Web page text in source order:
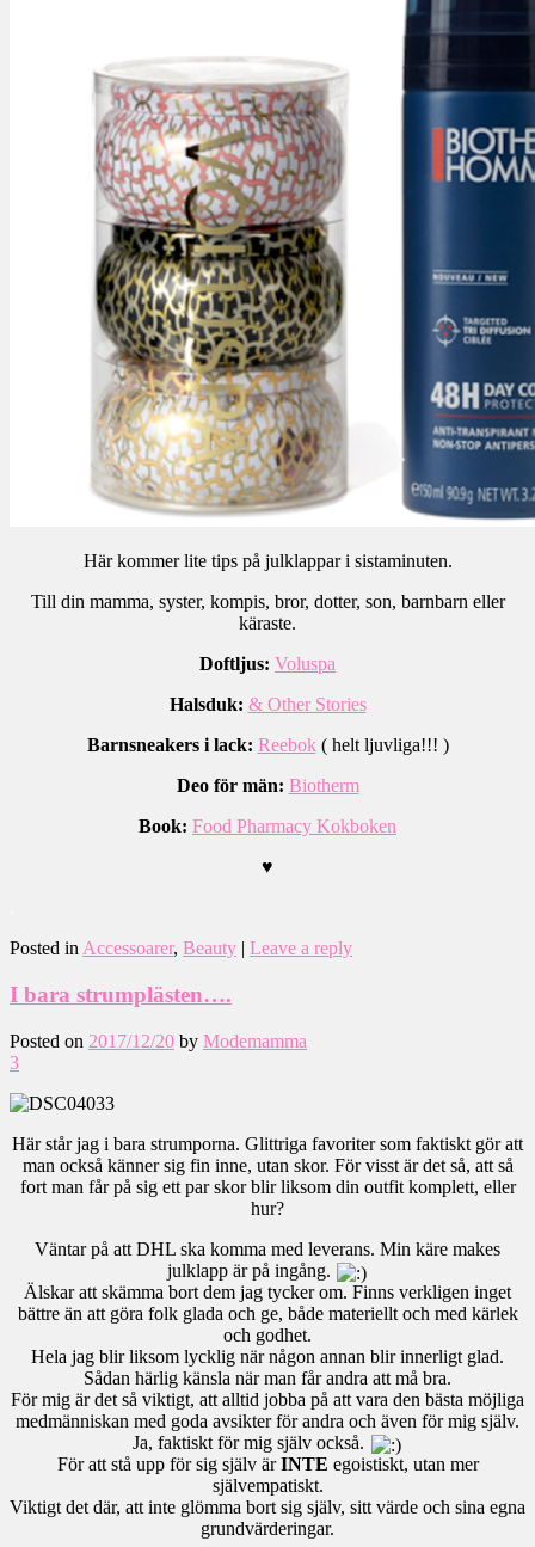
Här kommer lite tips på julklappar i sistaminuten.
Till din mamma, syster, kompis, bror, dotter, son, barnbarn eller
käraste.
Doftljus: Voluspa
Halsduk: & Other Stories
Barnsneakers i lack: Reebok( helt ljuvliga!!! )
Deo för män: Biotherm
Book: Food Pharmacy Kokboken
♥
Posted inAccessoarer, Beauty Leave a reply
I bara strumplästen….
Posted on 2017/12/20 by Modemamma
3
Här står jag i bara strumporna. Glittriga favoriter som faktiskt gör att
man också känner sig fin inne, utan skor. För visst är det så, att så
fort man får på sig ett par skor blir liksom din outfit komplett, eller
hur?
Väntar på att DHL ska komma med leverans. Min käre makes
julklapp är på ingång.
Älskar att skämma bort dem jag tycker om. Finns verkligen inget
bättre än att göra folk glada och ge, både materiellt och med kärlek
och godhet.
Hela jag blir liksom lycklig när någon annan blir innerligt glad.
Sådan härlig känsla när man får andra att må bra.
För mig är det så viktigt, att alltid jobba på att vara den bästa möjliga
medmänniskan med goda avsikter för andra och även för mig själv.
Ja, faktiskt för mig själv också.
För att stå upp för sig själv ärINTE egoistiskt, utan mer
självempatiskt.
Viktigt det där, att inte glömma bort sig själv, sitt värde och sina egna
grundvärderingar.